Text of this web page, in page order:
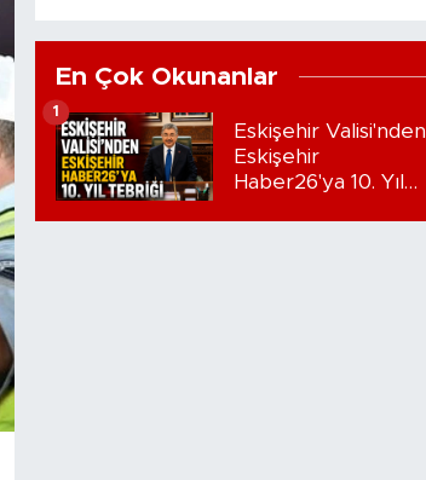
En Çok Okunanlar
Eskişehir Valisi'nden
Eskişehir
Haber26'ya 10. Yıl
1